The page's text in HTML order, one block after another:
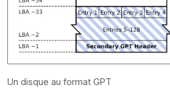
Un disque au format GPT